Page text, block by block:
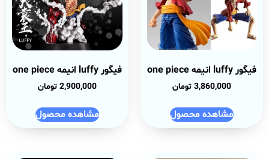
فیگور luffy انیمه one piece
3,860,000 تومان
مشاهده محصول
فیگور luffy انیمه one piece
2,900,000 تومان
مشاهده محصول